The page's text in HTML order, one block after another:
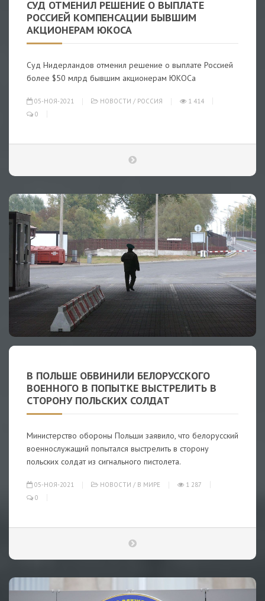
СУД ОТМЕНИЛ РЕШЕНИЕ О ВЫПЛАТЕ
РОССИЕЙ КОМПЕНСАЦИИ БЫВШИМ
АКЦИОНЕРАМ ЮКОСА
Cуд Нидерландов отменил решение о выплате Россией
более $50 млрд бывшим акционерам ЮКОСа
05-НОЯ-2021 НОВОСТИ / РОССИЯ
1 414
0
В ПОЛЬШЕ ОБВИНИЛИ БЕЛОРУССКОГО
ВОЕННОГО В ПОПЫТКЕ ВЫСТРЕЛИТЬ В
СТОРОНУ ПОЛЬСКИХ СОЛДАТ
Министерство обороны Польши заявило, что белорусский
военнослужащий попытался выстрелить в сторону
польских солдат из сигнального пистолета.
05-НОЯ-2021 НОВОСТИ / В МИРЕ
1 287
0